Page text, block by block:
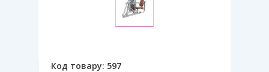
Код товару: 597